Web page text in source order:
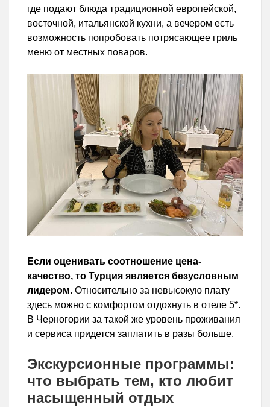
где подают блюда традиционной европейской,
восточной, итальянской кухни, а вечером есть
возможность попробовать потрясающее гриль
меню от местных поваров.
Если оценивать соотношение цена-
качество, то Турция является безусловным
лидером. Относительно за невысокую плату
здесь можно с комфортом отдохнуть в отеле 5*.
В Черногории за такой же уровень проживания
и сервиса придется заплатить в разы больше.
Экскурсионные программы:
что выбрать тем, кто любит
насыщенный отдых